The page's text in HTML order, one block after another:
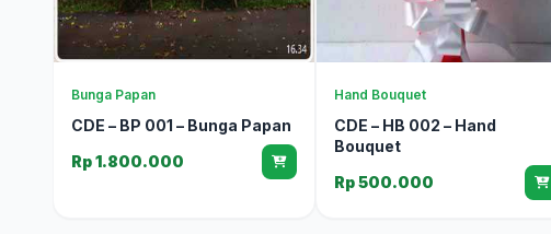
Bunga Papan
CDE – BP 001 – Bunga Papan
Rp 1.800.000
Hand Bouquet
CDE – HB 002 – Hand
Bouquet
Rp 500.000